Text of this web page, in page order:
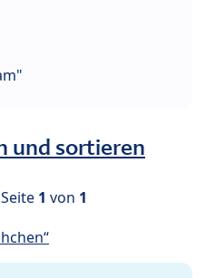
und sortieren
1 von 1